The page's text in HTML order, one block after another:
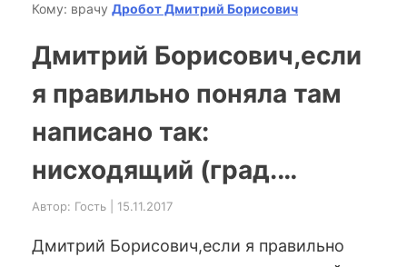
Кому: врачу Дробот Дмитрий Борисович
Дмитрий Борисович,если
я правильно поняла там
написано так:
нисходящий (град.…
Автор: Гость | 15.11.2017
Дмитрий Борисович,если я правильно